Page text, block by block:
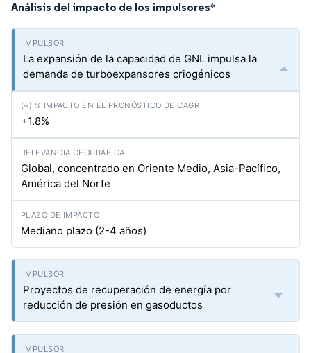
Análisis del impacto de los impulsores*
La expansión de la capacidad de GNL impulsa la
demanda de turboexpansores criogénicos
+1.8%
Global, concentrado en Oriente Medio, Asia-Pacífico,
América del Norte
Mediano plazo (2-4 años)
Proyectos de recuperación de energía por
reducción de presión en gasoductos